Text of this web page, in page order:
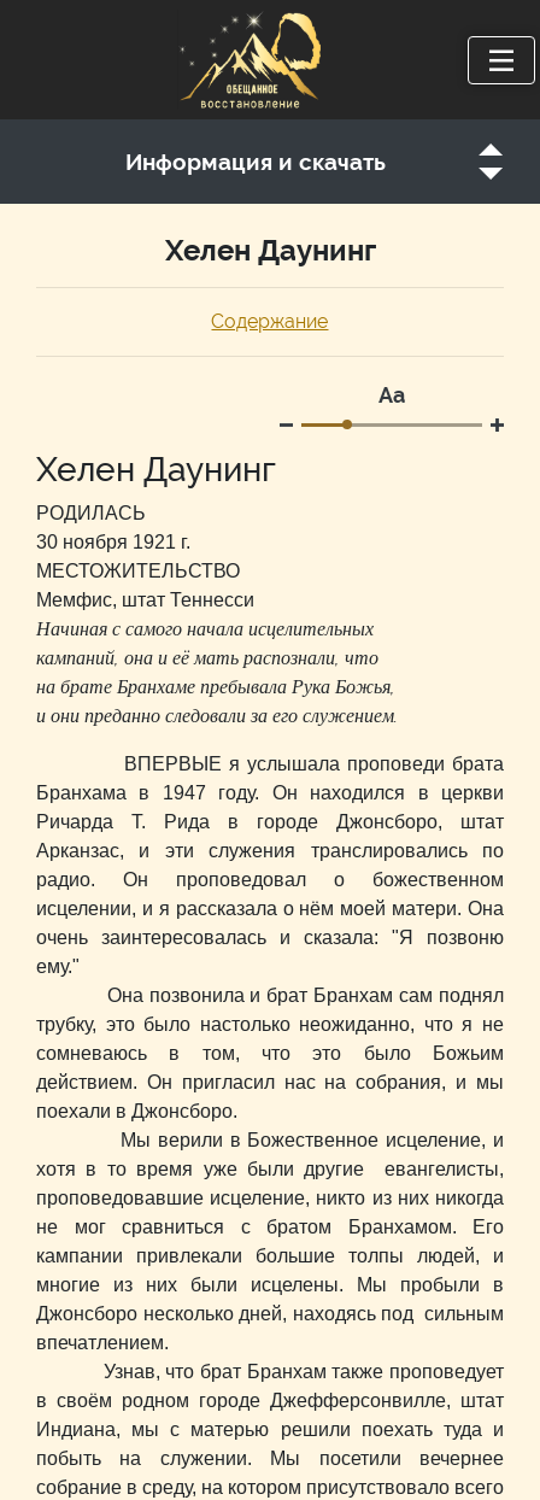
Информация и скачать
Хелен Даунинг
Содержание
Аа
Хелен Даунинг
РОДИЛАСЬ
30 ноября 1921 г.
МЕСТОЖИТЕЛЬСТВО
Мемфис, штат Теннесси
Начиная с самого начала исцелительных
кампаний, она и её мать распознали, что
на брате Бранхаме пребывала Рука Божья,
и они преданно следовали за его служением.
ВПЕРВЫЕ я услышала проповеди брата
Бранхама в 1947 году. Он находился в церкви
Ричарда Т. Рида в городе Джонсборо, штат
Арканзас, и эти служения транслировались по
радио. Он проповедовал о божественном
исцелении, и я рассказала о нём моей матери. Она
очень заинтересовалась и сказала: "Я позвоню
ему."
Она позвонила и брат Бранхам сам поднял
трубку, это было настолько неожиданно, что я не
сомневаюсь в том, что это было Божьим
действием. Он пригласил нас на собрания, и мы
поехали в Джонсборо.
Мы верили в Божественное исцеление, и
хотя в то время уже были другие евангелисты,
проповедовавшие исцеление, никто из них никогда
не мог сравниться с братом Бранхамом. Его
кампании привлекали большие толпы людей, и
многие из них были исцелены. Мы пробыли в
Джонсборо несколько дней, находясь под сильным
впечатлением.
Узнав, что брат Бранхам также проповедует
в своём родном городе Джефферсонвилле, штат
Индиана, мы с матерью решили поехать туда и
побыть на служении. Мы посетили вечернее
собрание в среду, на котором присутствовало всего